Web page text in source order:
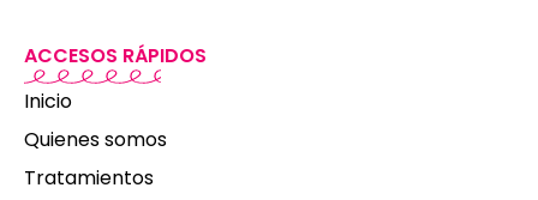
ACCESOS RÁPIDOS
Inicio
Quienes somos
Tratamientos